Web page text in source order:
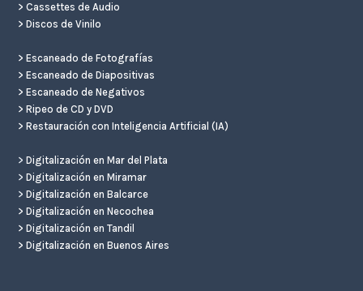
> Cassettes de Audio
> Discos de Vinilo
> Escaneado de Fotografías
> Escaneado de Diapositivas
> Escaneado de Negativos
> Ripeo de CD y DVD
> Restauración con Inteligencia Artificial (IA)
> Digitalización en Mar del Plata
> Digitalización en Miramar
> Digitalización en Balcarce
> Digitalización en Necochea
> Digitalización en Tandil
> Digitalización en Buenos Aires